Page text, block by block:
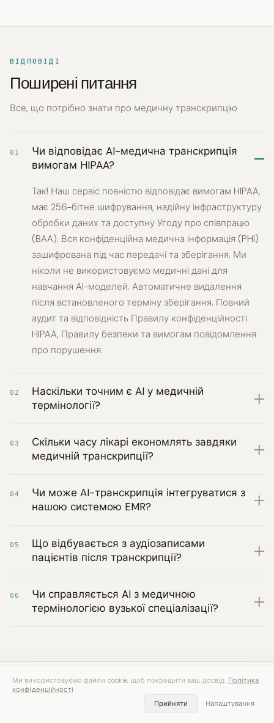
ВІДПОВІДІ
Поширені питання
Все, що потрібно знати про медичну транскрипцію
01
Чи відповідає AI-медична транскрипція
вимогам HIPAA?
Так! Наш сервіс повністю відповідає вимогам HIPAA,
має 256-бітне шифрування, надійну інфраструктуру
обробки даних та доступну Угоду про співпрацю
(BAA). Вся конфіденційна медична інформація (PHI)
зашифрована під час передачі та зберігання. Ми
ніколи не використовуємо медичні дані для
навчання AI-моделей. Автоматичне видалення
після встановленого терміну зберігання. Повний
аудит та відповідність Правилу конфіденційності
HIPAA, Правилу безпеки та вимогам повідомлення
про порушення.
02
Наскільки точним є AI у медичній
термінології?
03
Скільки часу лікарі економлять завдяки
медичній транскрипції?
04
Чи може AI-транскрипція інтегруватися з
нашою системою EMR?
05
Що відбувається з аудіозаписами
пацієнтів після транскрипції?
06
Чи справляється AI з медичною
термінологією вузької спеціалізації?
Ми використовуємо файли cookie, щоб покращити ваш досвід. Політика
конфіденційності
Прийняти
Налаштування